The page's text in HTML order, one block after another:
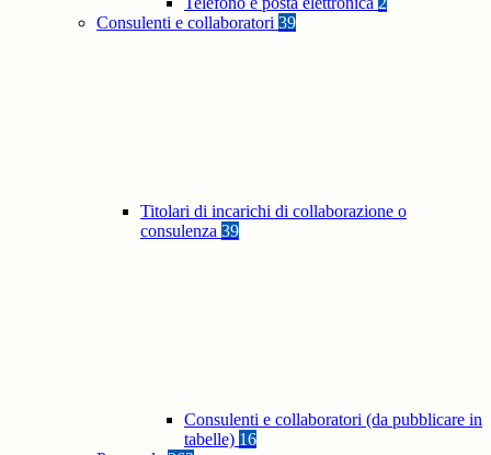
Consulenti e collaboratori 39
Titolari di incarichi di collaborazione o
consulenza 39
Consulenti e collaboratori (da pubblicare in
tabelle) 16